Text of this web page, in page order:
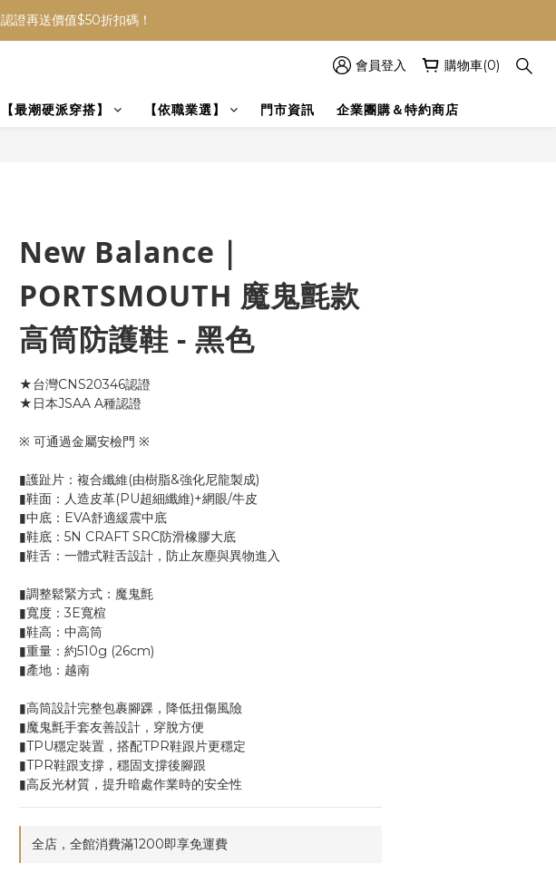
證再送價值$50折扣碼！
會員登入 購物車(0)
【最潮硬派穿搭】 【依職業選】 門市資訊 企業團購＆特約商店
New Balance｜
PORTSMOUTH 魔鬼氈款
高筒防護鞋 - 黑色
★台灣CNS20346認證
★日本JSAA A種認證
※ 可通過金屬安檢門 ※
▮護趾片：複合纖維(由樹脂&強化尼龍製成)
▮鞋面：人造皮革(PU超細纖維)+網眼/牛皮
▮中底：EVA舒適緩震中底
▮鞋底：5N CRAFT SRC防滑橡膠大底
▮鞋舌：一體式鞋舌設計，防止灰塵與異物進入
▮調整鬆緊方式：魔鬼氈
▮寬度：3E寬楦
▮鞋高：中高筒
▮重量：約510g (26cm)
▮產地：越南
▮高筒設計完整包裹腳踝，降低扭傷風險
▮魔鬼氈手套友善設計，穿脫方便
▮TPU穩定裝置，搭配TPR鞋跟片更穩定
▮TPR鞋跟支撐，穩固支撐後腳跟
▮高反光材質，提升暗處作業時的安全性
全店，全館消費滿1200即享免運費